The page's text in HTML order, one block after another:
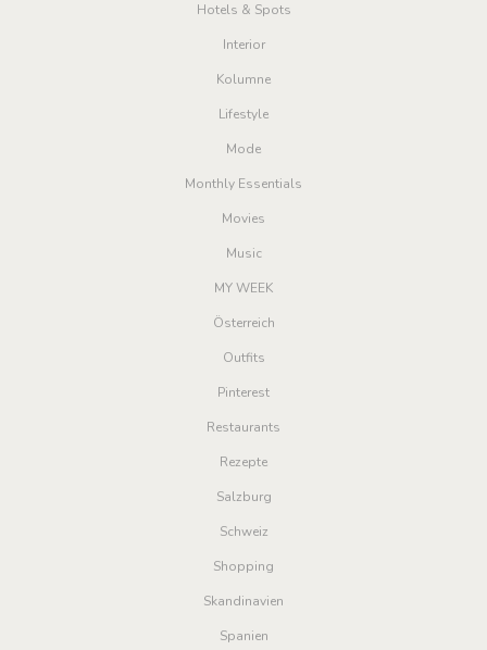
Hotels & Spots
Interior
Kolumne
Lifestyle
Mode
Monthly Essentials
Movies
Music
MY WEEK
Österreich
Outfits
Pinterest
Restaurants
Rezepte
Salzburg
Schweiz
Shopping
Skandinavien
Spanien